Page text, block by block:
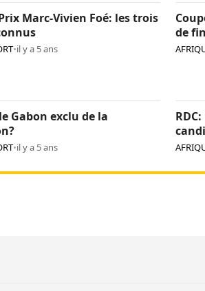
Marc-Vivien Foé: les trois
•il y a 5 ans
de
Gabon exclu de la
•il y a 5 ans